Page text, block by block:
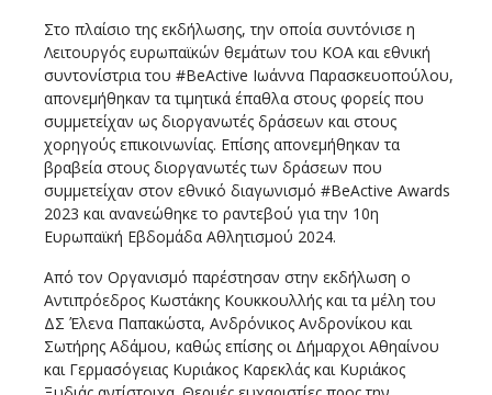
Στο πλαίσιο της εκδήλωσης, την οποία συντόνισε η
Λειτουργός ευρωπαϊκών θεμάτων του ΚΟΑ και εθνική
συντονίστρια του #BeActive Ιωάννα Παρασκευοπούλου,
απονεμήθηκαν τα τιμητικά έπαθλα στους φορείς που
συμμετείχαν ως διοργανωτές δράσεων και στους
χορηγούς επικοινωνίας. Επίσης απονεμήθηκαν τα
βραβεία στους διοργανωτές των δράσεων που
συμμετείχαν στον εθνικό διαγωνισμό #BeActive Awards
2023 και ανανεώθηκε το ραντεβού για την 10η
Ευρωπαϊκή Εβδομάδα Αθλητισμού 2024.
Από τον Οργανισμό παρέστησαν στην εκδήλωση ο
Αντιπρόεδρος Κωστάκης Κουκκουλλής και τα μέλη του
ΔΣ Έλενα Παπακώστα, Ανδρόνικος Ανδρονίκου και
Σωτήρης Αδάμου, καθώς επίσης οι Δήμαρχοι Αθηαίνου
και Γερμασόγειας Κυριάκος Καρεκλάς και Κυριάκος